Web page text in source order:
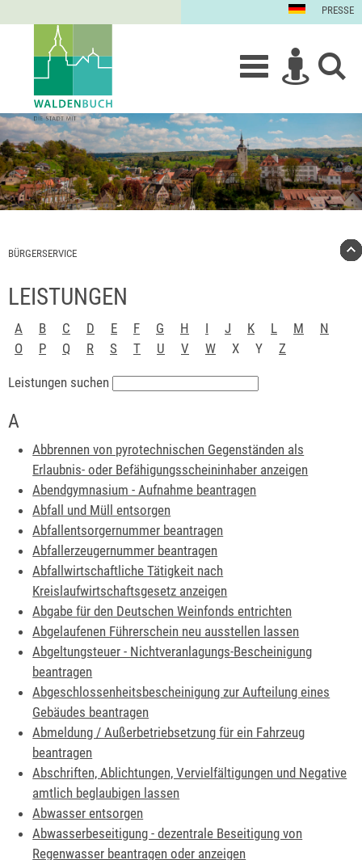
PRESSE
BÜRGERSERVICE
LEISTUNGEN
A B C D E F G H I J K L M
N
O
P Q R S T U V W X Y Z
Leistungen suchen
A
Abbrennen von pyrotechnischen Gegenständen als
Erlaubnis- oder Befähigungsscheininhaber anzeigen
Abendgymnasium - Aufnahme beantragen
Abfall und Müll entsorgen
Abfallentsorgernummer beantragen
Abfallerzeugernummer beantragen
Abfallwirtschaftliche Tätigkeit nach
Kreislaufwirtschaftsgesetz anzeigen
Abgabe für den Deutschen Weinfonds entrichten
Abgelaufenen Führerschein neu ausstellen lassen
Abgeltungsteuer - Nichtveranlagungs-Bescheinigung
beantragen
Abgeschlossenheitsbescheinigung zur Aufteilung eines
Gebäudes beantragen
Abmeldung / Außerbetriebsetzung für ein Fahrzeug
beantragen
Abschriften, Ablichtungen, Vervielfältigungen und Negative
amtlich beglaubigen lassen
Abwasser entsorgen
Abwasserbeseitigung - dezentrale Beseitigung von
Regenwasser beantragen oder anzeigen